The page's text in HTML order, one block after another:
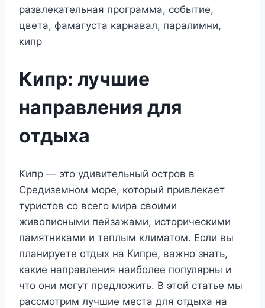
Кипр: лучшие
направления для
отдыха
Кипр — это удивительный остров в
Средиземном море, который привлекает
туристов со всего мира своими
живописными пейзажами, историческими
памятниками и теплым климатом. Если вы
планируете отдых на Кипре, важно знать,
какие направления наиболее популярны и
что они могут предложить. В этой статье мы
рассмотрим лучшие места для отдыха на